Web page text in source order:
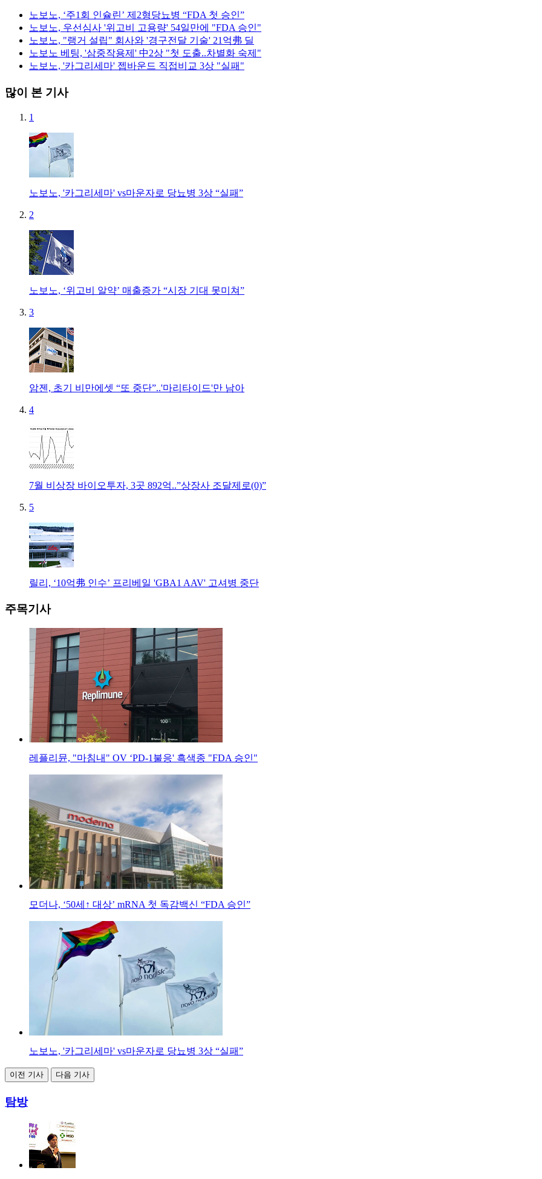
노보노, ‘주1회 인슐린’ 제2형당뇨병 “FDA 첫 승인”
노보노, 우선심사 '위고비 고용량' 54일만에 "FDA 승인"
노보노, "랭거 설립" 회사와 '경구전달 기술' 21억弗 딜
노보노 베팅, '삼중작용제' 中2상 "첫 도출..차별화 숙제"
노보노, '카그리세마' 젭바운드 직접비교 3상 "실패"
많이 본 기사
1
노보노, '카그리세마' vs마운자로 당뇨병 3상 “실패”
2
노보노, ‘위고비 알약’ 매출증가 “시장 기대 못미쳐”
3
암젠, 초기 비만에셋 “또 중단”..'마리타이드'만 남아
4
7월 비상장 바이오투자, 3곳 892억..”상장사 조달제로(0)”
5
릴리, ‘10억弗 인수’ 프리베일 'GBA1 AAV' 고셔병 중단
주목기사
레플리뮨, "마침내" OV ‘PD-1불응' 흑색종 "FDA 승인"
모더나, ‘50세↑ 대상’ mRNA 첫 독감백신 “FDA 승인”
노보노, '카그리세마' vs마운자로 당뇨병 3상 “실패”
이전 기사 다음 기사
탐방